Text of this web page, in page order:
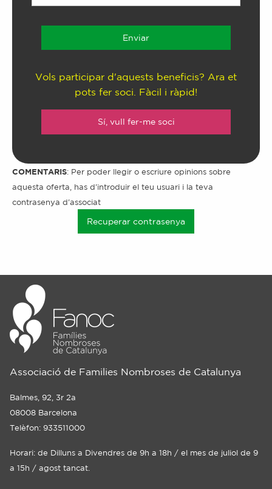
Vols participar d'aquests beneficis? Ara et
pots fer soci. Fàcil i ràpid!
Sí, vull fer-me soci
COMENTARIS: Per poder llegir o escriure opinions sobre
aquesta oferta, has d'introduir el teu usuari i la teva
contrasenya d'associat
Recuperar contrasenya
Associació de Families Nombroses de Catalunya
Balmes, 92, 3r 2a
08008 Barcelona
Telèfon: 933511000
Horari: de Dilluns a Divendres de 9h a 18h / el mes de juliol de 9
a 15h / agost tancat.